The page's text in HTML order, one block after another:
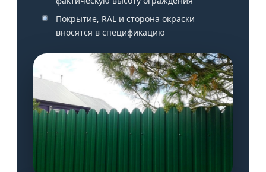
Покрытие, RAL и сторона окраски
вносятся в спецификацию